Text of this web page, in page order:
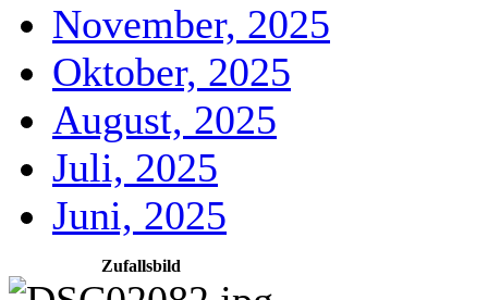
November, 2025
Oktober, 2025
August, 2025
Juli, 2025
Juni, 2025
Zufallsbild